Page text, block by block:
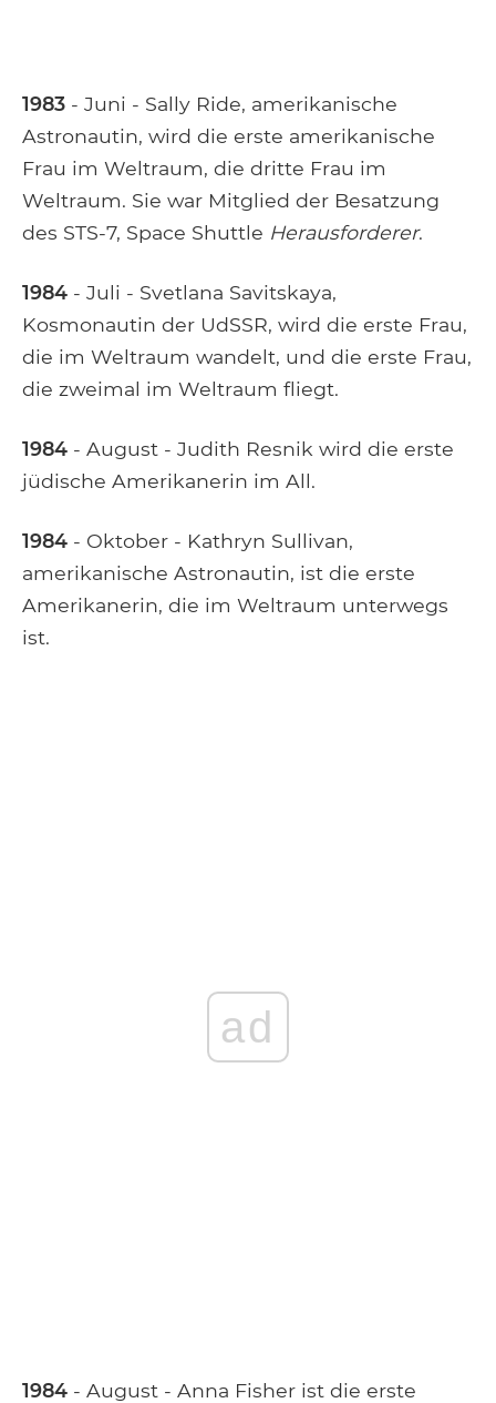
1983 - Juni - Sally Ride, amerikanische
Astronautin, wird die erste amerikanische
Frau im Weltraum, die dritte Frau im
Weltraum. Sie war Mitglied der Besatzung
des STS-7, Space Shuttle Herausforderer.
1984 - Juli - Svetlana Savitskaya,
Kosmonautin der UdSSR, wird die erste Frau,
die im Weltraum wandelt, und die erste Frau,
die zweimal im Weltraum fliegt.
1984 - August - Judith Resnik wird die erste
jüdische Amerikanerin im All.
1984 - Oktober - Kathryn Sullivan,
amerikanische Astronautin, ist die erste
Amerikanerin, die im Weltraum unterwegs
ist.
ad
1984 - August - Anna Fisher ist die erste